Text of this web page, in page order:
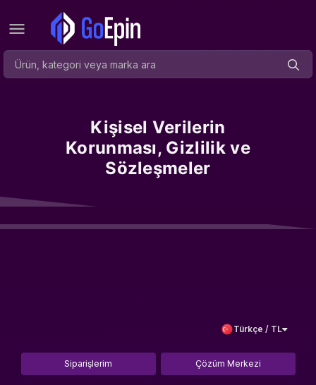
Kişisel Verilerin
Korunması, Gizlilik ve
Sözleşmeler
Türkçe / TL
Siparişlerim Çözüm Merkezi